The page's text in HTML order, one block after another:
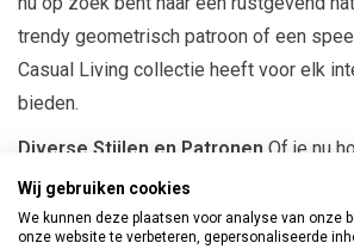
trendy geometrisch patroon of een
Casual Living collectie heeft voor elk
bieden.
Diverse Stijlen en Patronen Of je nu
modern, retro of eigentijds design, je
die bij jouw smaak past.
Wij gebruiken cookies
We kunnen deze plaatsen voor analyse van onze
onze website te verbeteren, gepersonaliseerde